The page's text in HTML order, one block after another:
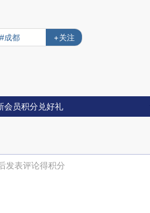
#成都 +关注
会员积分兑好礼
发表评论得积分